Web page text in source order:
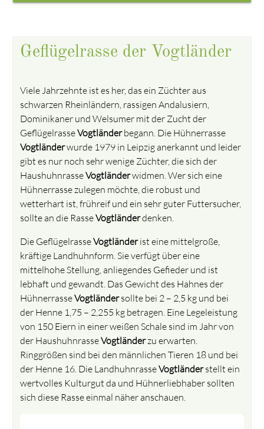
Geflügelrasse der Vogtländer
Viele Jahrzehnte ist es her, das ein Züchter aus
schwarzen Rheinländern, rassigen Andalusiern,
Dominikaner und Welsumer mit der Zucht der
GeflügelrasseVogtländerbegann. Die Hühnerrasse
Vogtländerwurde 1979 in Leipzig anerkannt und leider
gibt es nur noch sehr wenige Züchter, die sich der
HaushuhnrasseVogtländerwidmen. Wer sich eine
Hühnerrasse zulegen möchte, die robust und
wetterhart ist, frühreif und ein sehr guter Futtersucher,
sollte an die RasseVogtländerdenken.
Die GeflügelrasseVogtländerist eine mittelgroße,
kräftige Landhuhnform. Sie verfügt über eine
mittelhohe Stellung, anliegendes Gefieder und ist
lebhaft und gewandt. Das Gewicht des Hahnes der
HühnerrasseVogtländersollte bei 2 – 2,5 kg und bei
der Henne 1,75 – 2,255 kg betragen. Eine Legeleistung
von 150 Eiern in einer weißen Schale sind im Jahr von
der HaushuhnrasseVogtländerzu erwarten.
Ringgrößen sind bei den männlichen Tieren 18 und bei
der Henne 16. Die LandhuhnrasseVogtländerstellt ein
wertvolles Kulturgut da und Hühnerliebhaber sollten
sich diese Rasse einmal näher anschauen.